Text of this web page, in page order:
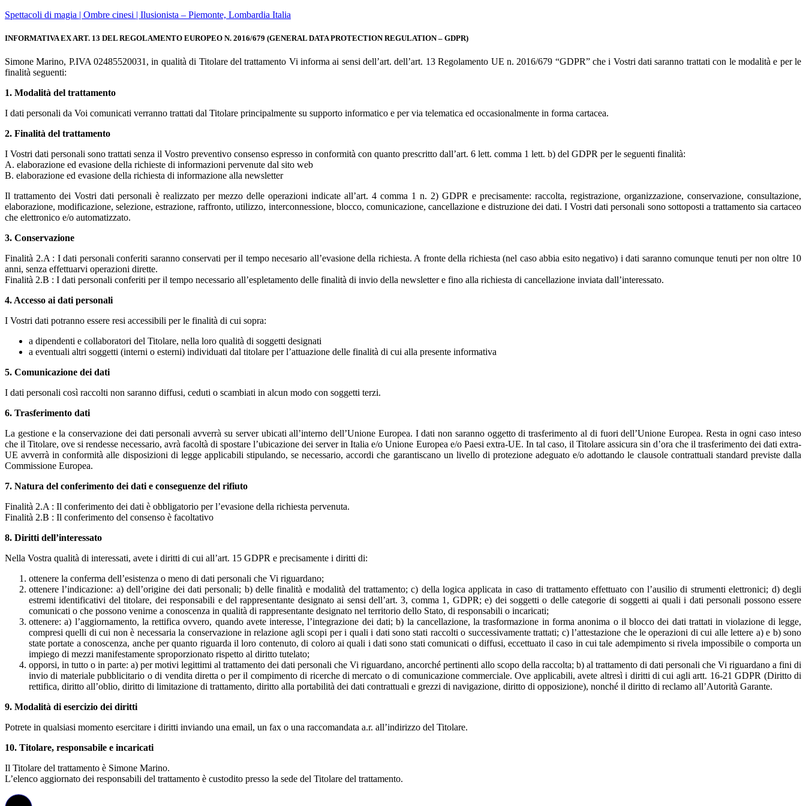
Spettacoli di magia | Ombre cinesi | Ilusionista – Piemonte, Lombardia Italia
INFORMATIVA EX ART. 13 DEL REGOLAMENTO EUROPEO N. 2016/679 (GENERAL DATA PROTECTION REGULATION – GDPR)
Simone Marino, P.IVA 02485520031, in qualità di Titolare del trattamento Vi informa ai sensi dell’art. dell’art. 13 Regolamento UE n. 2016/679 “GDPR” che i Vostri dati saranno trattati con le modalità e per le
finalità seguenti:
1. Modalità del trattamento
I dati personali da Voi comunicati verranno trattati dal Titolare principalmente su supporto informatico e per via telematica ed occasionalmente in forma cartacea.
2. Finalità del trattamento
I Vostri dati personali sono trattati senza il Vostro preventivo consenso espresso in conformità con quanto prescritto dall’art. 6 lett. comma 1 lett. b) del GDPR per le seguenti finalità:
A. elaborazione ed evasione della richieste di informazioni pervenute dal sito web
B. elaborazione ed evasione della richiesta di informazione alla newsletter
Il trattamento dei Vostri dati personali è realizzato per mezzo delle operazioni indicate all’art. 4 comma 1 n. 2) GDPR e precisamente: raccolta, registrazione, organizzazione, conservazione, consultazione,
elaborazione, modificazione, selezione, estrazione, raffronto, utilizzo, interconnessione, blocco, comunicazione, cancellazione e distruzione dei dati. I Vostri dati personali sono sottoposti a trattamento sia cartaceo
che elettronico e/o automatizzato.
3. Conservazione
Finalità 2.A : I dati personali conferiti saranno conservati per il tempo necesario all’evasione della richiesta. A fronte della richiesta (nel caso abbia esito negativo) i dati saranno comunque tenuti per non oltre 10
anni, senza effettuarvi operazioni dirette.
Finalità 2.B : I dati personali conferiti per il tempo necessario all’espletamento delle finalità di invio della newsletter e fino alla richiesta di cancellazione inviata dall’interessato.
4. Accesso ai dati personali
I Vostri dati potranno essere resi accessibili per le finalità di cui sopra:
a dipendenti e collaboratori del Titolare, nella loro qualità di soggetti designati
a eventuali altri soggetti (interni o esterni) individuati dal titolare per l’attuazione delle finalità di cui alla presente informativa
5. Comunicazione dei dati
I dati personali così raccolti non saranno diffusi, ceduti o scambiati in alcun modo con soggetti terzi.
6. Trasferimento dati
La gestione e la conservazione dei dati personali avverrà su server ubicati all’interno dell’Unione Europea. I dati non saranno oggetto di trasferimento al di fuori dell’Unione Europea. Resta in ogni caso inteso
che il Titolare, ove si rendesse necessario, avrà facoltà di spostare l’ubicazione dei server in Italia e/o Unione Europea e/o Paesi extra-UE. In tal caso, il Titolare assicura sin d’ora che il trasferimento dei dati extra-
UE avverrà in conformità alle disposizioni di legge applicabili stipulando, se necessario, accordi che garantiscano un livello di protezione adeguato e/o adottando le clausole contrattuali standard previste dalla
Commissione Europea.
7. Natura del conferimento dei dati e conseguenze del rifiuto
Finalità 2.A : Il conferimento dei dati è obbligatorio per l’evasione della richiesta pervenuta.
Finalità 2.B : Il conferimento del consenso è facoltativo
8. Diritti dell’interessato
Nella Vostra qualità di interessati, avete i diritti di cui all’art. 15 GDPR e precisamente i diritti di:
ottenere la conferma dell’esistenza o meno di dati personali che Vi riguardano;
ottenere l’indicazione: a) dell’origine dei dati personali; b) delle finalità e modalità del trattamento; c) della logica applicata in caso di trattamento effettuato con l’ausilio di strumenti elettronici; d) degli
estremi identificativi del titolare, dei responsabili e del rappresentante designato ai sensi dell’art. 3, comma 1, GDPR; e) dei soggetti o delle categorie di soggetti ai quali i dati personali possono essere
comunicati o che possono venirne a conoscenza in qualità di rappresentante designato nel territorio dello Stato, di responsabili o incaricati;
ottenere: a) l’aggiornamento, la rettifica ovvero, quando avete interesse, l’integrazione dei dati; b) la cancellazione, la trasformazione in forma anonima o il blocco dei dati trattati in violazione di legge,
compresi quelli di cui non è necessaria la conservazione in relazione agli scopi per i quali i dati sono stati raccolti o successivamente trattati; c) l’attestazione che le operazioni di cui alle lettere a) e b) sono
state portate a conoscenza, anche per quanto riguarda il loro contenuto, di coloro ai quali i dati sono stati comunicati o diffusi, eccettuato il caso in cui tale adempimento si rivela impossibile o comporta un
impiego di mezzi manifestamente sproporzionato rispetto al diritto tutelato;
opporsi, in tutto o in parte: a) per motivi legittimi al trattamento dei dati personali che Vi riguardano, ancorché pertinenti allo scopo della raccolta; b) al trattamento di dati personali che Vi riguardano a fini di
invio di materiale pubblicitario o di vendita diretta o per il compimento di ricerche di mercato o di comunicazione commerciale. Ove applicabili, avete altresì i diritti di cui agli artt. 16-21 GDPR (Diritto di
rettifica, diritto all’oblio, diritto di limitazione di trattamento, diritto alla portabilità dei dati contrattuali e grezzi di navigazione, diritto di opposizione), nonché il diritto di reclamo all’Autorità Garante.
9. Modalità di esercizio dei diritti
Potrete in qualsiasi momento esercitare i diritti inviando una email, un fax o una raccomandata a.r. all’indirizzo del Titolare.
10. Titolare, responsabile e incaricati
Il Titolare del trattamento è Simone Marino.
L’elenco aggiornato dei responsabili del trattamento è custodito presso la sede del Titolare del trattamento.